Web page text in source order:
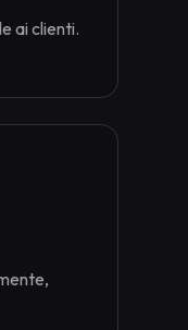
ai clienti.